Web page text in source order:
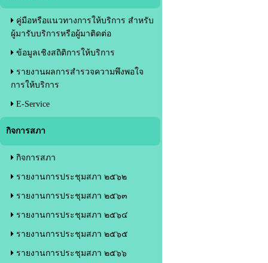
คู่มือหรือแนวทางการให้บริการ สำหรับ
ผู้มารับบริการหรือผู้มาติดต่อ
ข้อมูลเชิงสถิติการให้บริการ
รายงานผลการสำรวจความพึงพอใจ
การให้บริการ
E-Service
กิจการสภา
กิจการสภา
รายงานการประชุมสภา ๒๕๖๒
รายงานการประชุมสภา ๒๕๖๓
รายงานการประชุมสภา ๒๕๖๔
รายงานการประชุมสภา ๒๕๖๕
รายงานการประชุมสภา ๒๕๖๖